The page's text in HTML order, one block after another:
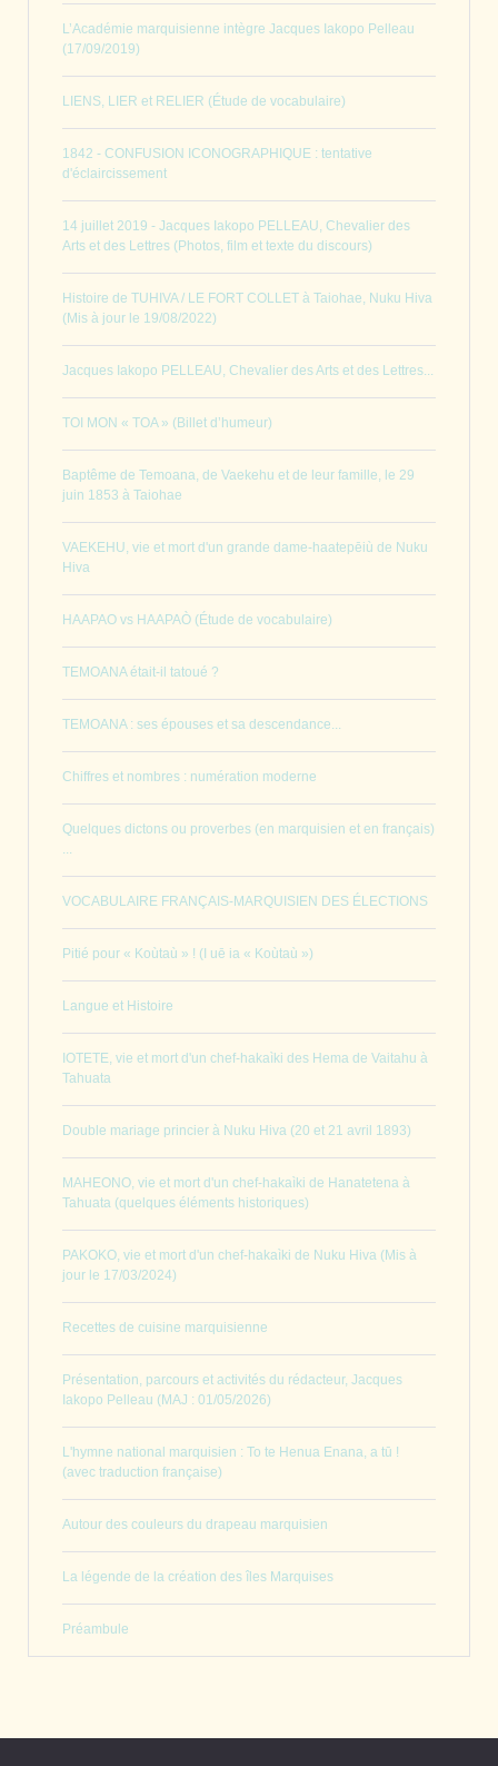
L’Académie marquisienne intègre Jacques Iakopo Pelleau
(17/09/2019)
LIENS, LIER et RELIER (Étude de vocabulaire)
1842 - CONFUSION ICONOGRAPHIQUE : tentative
d'éclaircissement
14 juillet 2019 - Jacques Iakopo PELLEAU, Chevalier des
Arts et des Lettres (Photos, film et texte du discours)
Histoire de TUHIVA / LE FORT COLLET à Taiohae, Nuku Hiva
(Mis à jour le 19/08/2022)
Jacques Iakopo PELLEAU, Chevalier des Arts et des Lettres...
TOI MON « TOA » (Billet d’humeur)
Baptême de Temoana, de Vaekehu et de leur famille, le 29
juin 1853 à Taiohae
VAEKEHU, vie et mort d'un grande dame-haatepēiù de Nuku
Hiva
HAAPAO vs HAAPAÒ (Étude de vocabulaire)
TEMOANA était-il tatoué ?
TEMOANA : ses épouses et sa descendance...
Chiffres et nombres : numération moderne
Quelques dictons ou proverbes (en marquisien et en français)
...
VOCABULAIRE FRANÇAIS-MARQUISIEN DES ÉLECTIONS
Pitié pour « Koùtaù » ! (I uē ia « Koùtaù »)
Langue et Histoire
IOTETE, vie et mort d'un chef-hakaìki des Hema de Vaitahu à
Tahuata
Double mariage princier à Nuku Hiva (20 et 21 avril 1893)
MAHEONO, vie et mort d'un chef-hakaìki de Hanatetena à
Tahuata (quelques éléments historiques)
PAKOKO, vie et mort d'un chef-hakaìki de Nuku Hiva (Mis à
jour le 17/03/2024)
Recettes de cuisine marquisienne
Présentation, parcours et activités du rédacteur, Jacques
Iakopo Pelleau (MAJ : 01/05/2026)
L'hymne national marquisien : To te Henua Enana, a tū !
(avec traduction française)
Autour des couleurs du drapeau marquisien
La légende de la création des îles Marquises
Préambule